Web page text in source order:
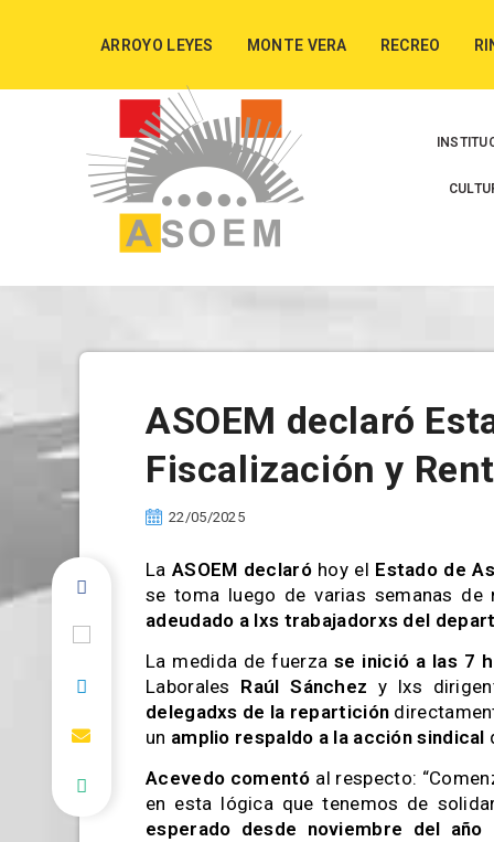
ARROYO LEYES MONTE VERA RECREO
ASOEM declaró
Fiscalización y
22/05/2025
La ASOEM declaróhoy el Estado de
se toma luego de varias semanas
adeudado a lxs trabajadorxs del
La medida de fuerza se inició a las 7
Laborales Raúl Sánchez y lxs
delegadxs de la repartición
un amplio respaldo a la acción sindical
Acevedo comentó al respecto:
en esta lógica que tenemos de
esperado desde noviembre del